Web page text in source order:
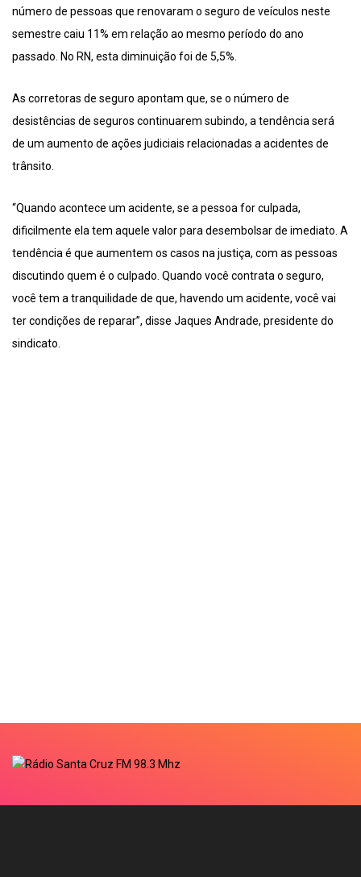
número de pessoas que renovaram o seguro de veículos neste
semestre caiu 11% em relação ao mesmo período do ano
passado. No RN, esta diminuição foi de 5,5%.
As corretoras de seguro apontam que, se o número de
desistências de seguros continuarem subindo, a tendência será
de um aumento de ações judiciais relacionadas a acidentes de
trânsito.
“Quando acontece um acidente, se a pessoa for culpada,
dificilmente ela tem aquele valor para desembolsar de imediato. A
tendência é que aumentem os casos na justiça, com as pessoas
discutindo quem é o culpado. Quando você contrata o seguro,
você tem a tranquilidade de que, havendo um acidente, você vai
ter condições de reparar”, disse Jaques Andrade, presidente do
sindicato.